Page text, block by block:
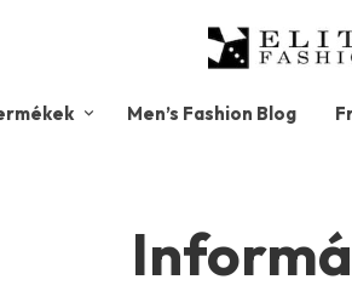
Men’s Fashion Blog